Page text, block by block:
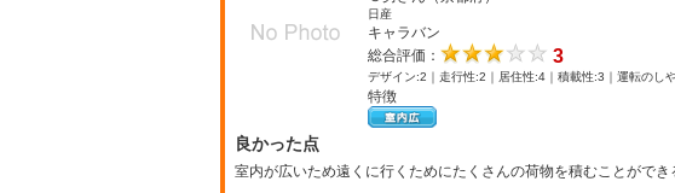
日産
キャラバン
総合評価：
3
デザイン:2｜走行性:2｜居住性:4｜積載性:3｜運転のし
特徴
良かった点
室内が広いため遠くに行くためにたくさんの荷物を積むことができ